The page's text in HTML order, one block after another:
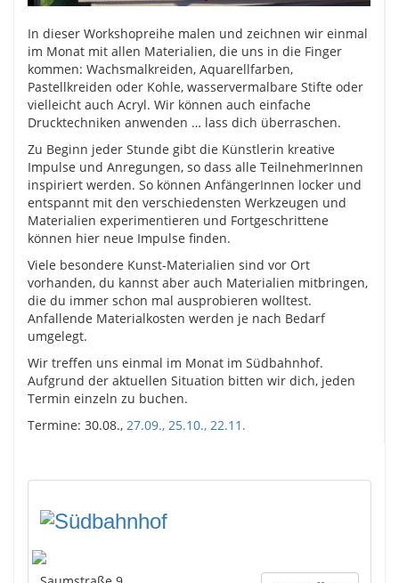
In dieser Workshopreihe malen und zeichnen wir einmal
im Monat mit allen Materialien, die uns in die Finger
kommen: Wachsmalkreiden, Aquarellfarben,
Pastellkreiden oder Kohle, wasservermalbare Stifte oder
vielleicht auch Acryl. Wir können auch einfache
Drucktechniken anwenden … lass dich überraschen.
Zu Beginn jeder Stunde gibt die Künstlerin kreative
Impulse und Anregungen, so dass alle TeilnehmerInnen
inspiriert werden. So können AnfängerInnen locker und
entspannt mit den verschiedensten Werkzeugen und
Materialien experimentieren und Fortgeschrittene
können hier neue Impulse finden.
Viele besondere Kunst-Materialien sind vor Ort
vorhanden, du kannst aber auch Materialien mitbringen,
die du immer schon mal ausprobieren wolltest.
Anfallende Materialkosten werden je nach Bedarf
umgelegt.
Wir treffen uns einmal im Monat im Südbahnhof.
Aufgrund der aktuellen Situation bitten wir dich, jeden
Termin einzeln zu buchen.
Termine: 30.08., 27.09., 25.10., 22.11.